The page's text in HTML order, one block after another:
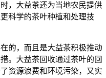
，大益茶还为当地农民提供
科学的茶叶种植和处理技
的，而且是大益茶积极推动
。大益茶回收通过茶叶的回
资源浪费和环境污染，又实